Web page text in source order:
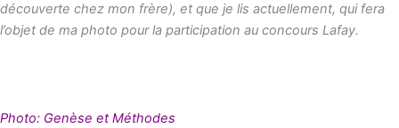
découverte chez mon frère), et que je lis actuellement, qui fera
l’objet de ma photo pour la participation au concours Lafay.
Photo: Genèse et Méthodes